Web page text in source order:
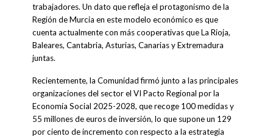
trabajadores. Un dato que refleja el protagonismo de la
Región de Murcia en este modelo económico es que
cuenta actualmente con más cooperativas que La Rioja,
Baleares, Cantabria, Asturias, Canarias y Extremadura
juntas.
Recientemente, la Comunidad firmó junto a las principales
organizaciones del sector el VI Pacto Regional por la
Economía Social 2025-2028, que recoge 100 medidas y
55 millones de euros de inversión, lo que supone un 129
por ciento de incremento con respecto a la estrategia